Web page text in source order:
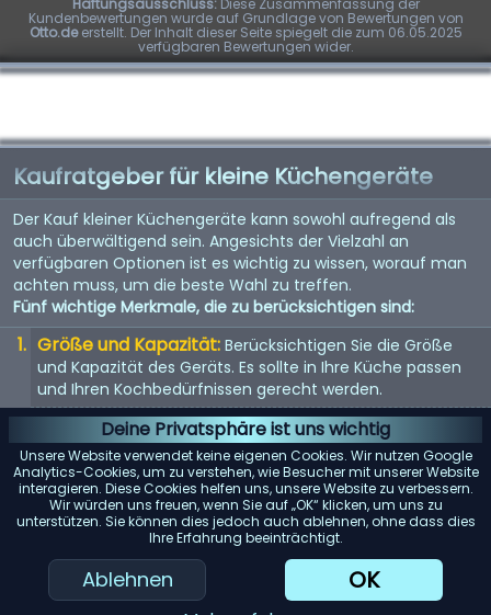
Deine Privatsphäre ist uns wichtig
Unsere Website verwendet keine eigenen Cookies. Wir nutzen Google
Analytics-Cookies, um zu verstehen, wie Besucher mit unserer Website
interagieren. Diese Cookies helfen uns, unsere Website zu verbessern.
Wir würden uns freuen, wenn Sie auf „OK“ klicken, um uns zu
unterstützen. Sie können dies jedoch auch ablehnen, ohne dass dies
Ihre Erfahrung beeinträchtigt.
Ablehnen OK
Kundenbewertungen wurde auf Grundlage von Bewertungen von
Otto.deerstellt. Der Inhalt dieser Seite spiegelt die zum 06.05.2025
verfügbaren Bewertungen wider.
Kaufratgeber für kleine Küchengeräte
Der Kauf kleiner Küchengeräte kann sowohl aufregend als
auch überwältigend sein. Angesichts der Vielzahl an
verfügbaren Optionen ist es wichtig zu wissen, worauf man
achten muss, um die beste Wahl zu treffen.
Fünf wichtige Merkmale, die zu berücksichtigen sind:
Größe und Kapazität: Berücksichtigen Sie die Größe
und Kapazität des Geräts. Es sollte in Ihre Küche passen
und Ihren Kochbedürfnissen gerecht werden.
Energieeffizienz: Energieeffiziente Geräte sparen nicht
nur Geld bei der Stromrechnung, sondern sind auch
umweltfreundlich.
Benutzerfreundlichkeit: Suchen Sie nach Geräten mit
benutzerfreundlichen Bedienelementen und Funktionen.
Sie sollten einfach zu bedienen und zu reinigen sein.
Haltbarkeit: Hochwertige Materialien und gute
Verarbeitung bedeuten oft, dass das Gerät länger hält.